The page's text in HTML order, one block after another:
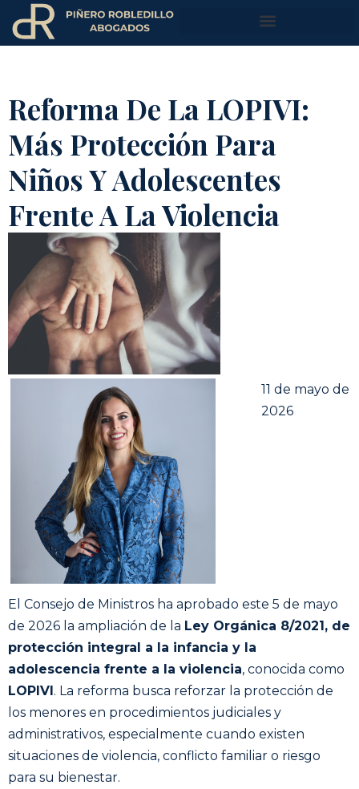
Reforma De La LOPIVI:
Más Protección Para
Niños Y Adolescentes
Frente A La Violencia
11 de mayo de
2026
El Consejo de Ministros ha aprobado este 5 de mayo
de 2026 la ampliación de la Ley Orgánica 8/2021, de
protección integral a la infancia y la
adolescencia frente a la violencia, conocida como
LOPIVI. La reforma busca reforzar la protección de
los menores en procedimientos judiciales y
administrativos, especialmente cuando existen
situaciones de violencia, conflicto familiar o riesgo
para su bienestar.